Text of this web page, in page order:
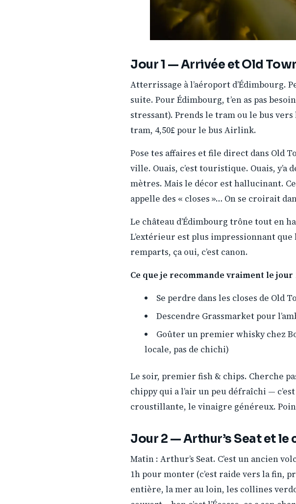
Jour 1 — Arrivée et Old
Atterrissage à l’aéroport d’Édimbourg.
suite. Pour Édimbourg, t’en as pas
stressant). Prends le tram ou le bus
tram, 4,50£ pour le bus Airlink.
Pose tes affaires et file direct dans Old
ville. Ouais, c’est touristique. Ouais,
mètres. Mais le décor est hallucinant.
appelle des « closes »… On se croirait
Le château d’Édimbourg trône tout en
L’extérieur est plus impressionnant
remparts, ça oui, c’est canon.
Ce que je recommande vraiment le jour
Se perdre dans les closes de Old
Descendre Grassmarket pour
Goûter un premier whisky chez
locale, pas de chichi)
Le soir, premier fish & chips. Cherche
chippy qui a l’air un peu défraîchi —
croustillante, le vinaigre généreux.
Jour 2 — Arthur’s Seat et le
Matin : Arthur’s Seat. C’est un ancien
1h pour monter (c’est raide vers la fin,
entière, la mer au loin, les collines